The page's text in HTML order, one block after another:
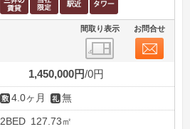
間取り表示 お問合せ
1,450,000円 0円
4.0ヶ月 無
2BED 127.73㎡